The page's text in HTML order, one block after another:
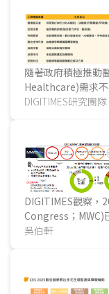
隨著政府積極推動
Healthcare)需求
資通訊技術優勢，
DIGITIMES研究團隊
DIGITIMES觀察，
Congress；MWC)
技術，同時也是協
吳伯軒